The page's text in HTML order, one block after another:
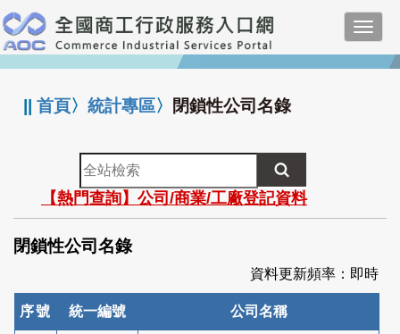
跳
到
主
要
:::
||首頁〉統計專區〉 閉鎖性公司名錄
全
站
檢
索
【熱門查詢】公司/商業/工廠登記資料
閉鎖性公司名錄
資料更新頻率：即時
序號 統一編號 公司名稱